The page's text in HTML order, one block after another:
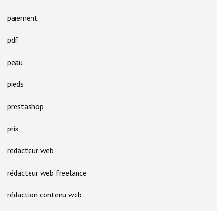
paiement
pdf
peau
pieds
prestashop
prix
redacteur web
rédacteur web freelance
rédaction contenu web